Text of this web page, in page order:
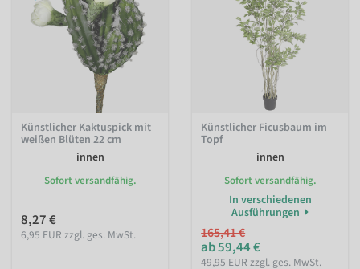
Künstlicher Kaktuspick mit
weißen Blüten 22 cm
innen
Sofort versandfähig.
8,27 €
6,95 EUR zzgl. ges. MwSt.
Künstlicher Ficusbaum im
Topf
innen
Sofort versandfähig.
In verschiedenen
Ausführungen
165,41 €
ab 59,44 €
49,95 EUR zzgl. ges. MwSt.